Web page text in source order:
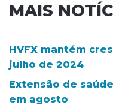
MAIS
HVFX mantém
julho de 2024
Extensão de
em agosto